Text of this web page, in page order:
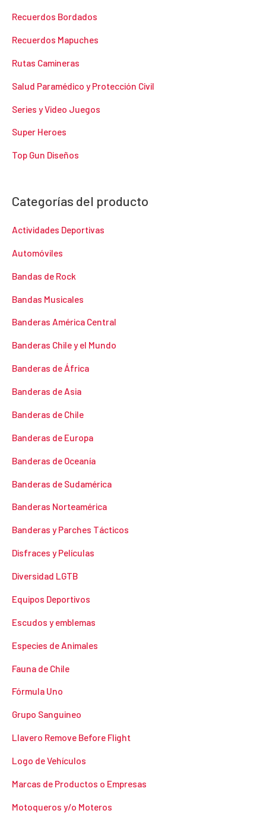
Recuerdos Bordados
Recuerdos Mapuches
Rutas Camineras
Salud Paramédico y Protección Civil
Series y Video Juegos
Super Heroes
Top Gun Diseños
Categorías del producto
Actividades Deportivas
Automóviles
Bandas de Rock
Bandas Musicales
Banderas América Central
Banderas Chile y el Mundo
Banderas de África
Banderas de Asia
Banderas de Chile
Banderas de Europa
Banderas de Oceanía
Banderas de Sudamérica
Banderas Norteamérica
Banderas y Parches Tácticos
Disfraces y Películas
Diversidad LGTB
Equipos Deportivos
Escudos y emblemas
Especies de Animales
Fauna de Chile
Fórmula Uno
Grupo Sanguineo
Llavero Remove Before Flight
Logo de Vehículos
Marcas de Productos o Empresas
Motoqueros y/o Moteros